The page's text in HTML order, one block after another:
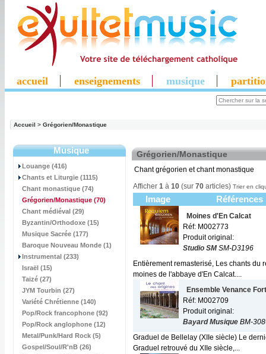
accueil enseignements musique
Accueil > Grégorien/Monastique
Musique
Louange (416)
Chants et Liturgie (1115)
Chant monastique (74)
Grégorien/Monastique (70)
Chant médiéval (29)
Byzantin/Orthodoxe (15)
Musique Sacrée (177)
Baroque Nouveau Monde (1)
Instrumental (233)
Israël (15)
Taizé (27)
JYM Tourbin (27)
Variété Chrétienne (140)
Pop/Rock francophone (92)
Pop/Rock anglophone (12)
Metal/Punk/Hard Rock (5)
Gospel/Soul/R'nB (26)
Grégorien/Monastique
Chant grégorien et chant monastique
Afficher 1 à 10 (sur 70 articles) Trier en
Image Références
Moines d'En Calcat
Réf: M002773
Produit original:
Studio SM SM-D3196
Entièrement remasterisé, Les chants
moines de l'abbaye d'En Calcat....
Ensemble Venance
Réf: M002709
Produit original:
Bayard Musique BM-
Graduel de Bellelay (XIIe siècle) Le
Graduel retrouvé du XIIe siècle,...